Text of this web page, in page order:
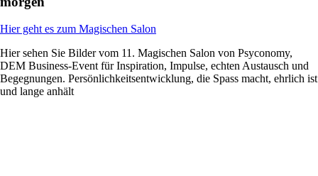
Hier geht es zum Magischen Salon
Hier sehen Sie Bilder vom 11. Magischen Salon von Psyconomy,
DEM Business-Event für Inspiration, Impulse, echten Austausch und
Begegnungen. Persönlichkeitsentwicklung, die Spass macht, ehrlich ist
und lange anhält